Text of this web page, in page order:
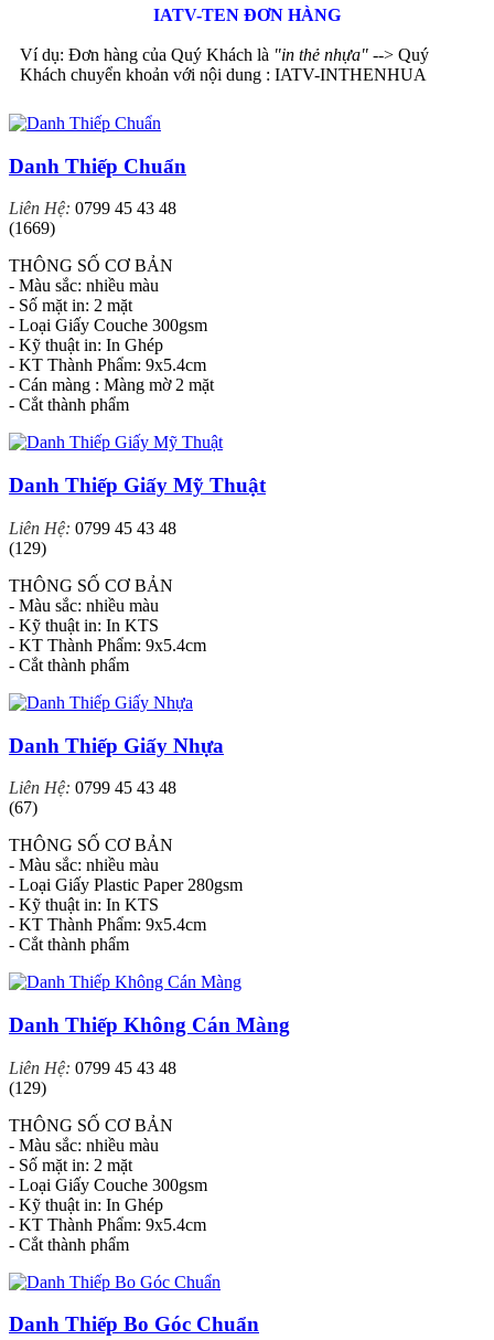
IATV-TEN ĐƠN HÀNG
Ví dụ: Đơn hàng của Quý Khách là "in thẻ nhựa" --> Quý
Khách chuyển khoản với nội dung : IATV-INTHENHUA
Danh Thiếp Chuẩn
Liên Hệ: 0799 45 43 48
(1669)
THÔNG SỐ CƠ BẢN
- Màu sắc: nhiều màu
- Số mặt in: 2 mặt
- Loại Giấy Couche 300gsm
- Kỹ thuật in: In Ghép
- KT Thành Phẩm: 9x5.4cm
- Cán màng : Màng mờ 2 mặt
- Cắt thành phẩm
Danh Thiếp Giấy Mỹ Thuật
Liên Hệ: 0799 45 43 48
(129)
THÔNG SỐ CƠ BẢN
- Màu sắc: nhiều màu
- Kỹ thuật in: In KTS
- KT Thành Phẩm: 9x5.4cm
- Cắt thành phẩm
Danh Thiếp Giấy Nhựa
Liên Hệ: 0799 45 43 48
(67)
THÔNG SỐ CƠ BẢN
- Màu sắc: nhiều màu
- Loại Giấy Plastic Paper 280gsm
- Kỹ thuật in: In KTS
- KT Thành Phẩm: 9x5.4cm
- Cắt thành phẩm
Danh Thiếp Không Cán Màng
Liên Hệ: 0799 45 43 48
(129)
THÔNG SỐ CƠ BẢN
- Màu sắc: nhiều màu
- Số mặt in: 2 mặt
- Loại Giấy Couche 300gsm
- Kỹ thuật in: In Ghép
- KT Thành Phẩm: 9x5.4cm
- Cắt thành phẩm
Danh Thiếp Bo Góc Chuẩn